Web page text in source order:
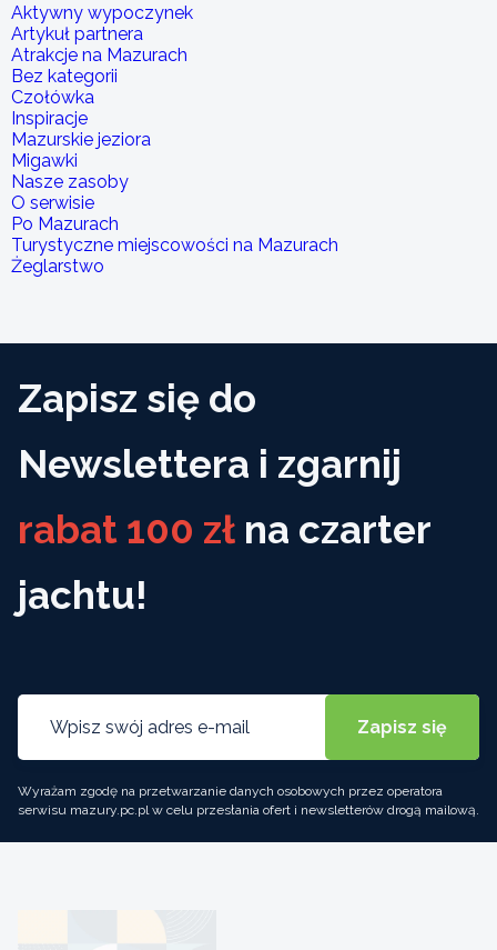
Aktywny wypoczynek
Artykuł partnera
Atrakcje na Mazurach
Bez kategorii
Czołówka
Inspiracje
Mazurskie jeziora
Migawki
Nasze zasoby
O serwisie
Po Mazurach
Turystyczne miejscowości na Mazurach
Żeglarstwo
Zapisz się do
Newslettera i zgarnij
rabat 100 zł na czarter
jachtu!
Wyrażam zgodę na przetwarzanie danych osobowych przez operatora
serwisu mazury.pc.pl w celu przesłania ofert i newsletterów drogą mailową.